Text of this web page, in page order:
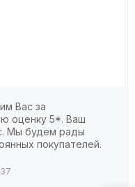
Вас за
оценку 5*. Ваш
Мы будем рады
покупателей.